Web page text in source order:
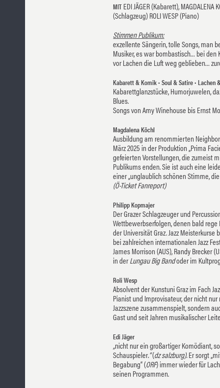
MIT EDI JÄGER (Kabarett), MAGDALENA
(Schlagzeug) ROLI WESP (Piano)
Stimmen Publikum:
exzellente Sängerin, tolle Songs, man
Musiker, es war bombastisch… bei
vor Lachen die Luft weg geblieben…
Kabarett & Komik • Soul & Satire • Lachen
Kabarettglanzstücke, Humorjuwelen,
Blues.
Songs von Amy Winehouse bis Ernst
Magdalena Köchl
Ausbildung am renommierten
März 2025 in der Produktion „Prima
gefeierten Vorstellungen, die zumeist
Publikums enden. Sie ist auch eine
einer „unglaublich schönen Stimme,
(Ö-Ticket Fanreport)
Philipp Kopmajer
Der Grazer Schlagzeuger und
Wettbewerbserfolgen, denen bald
der Universität Graz. Jazz Meisterkurse
bei zahlreichen internationalen Jazz
James Morrison (AUS), Randy Brecker
in derLungau Big Bandoder im
Roli Wesp
Absolvent der Kunstuni Graz im Fach
Pianist und Improvisateur, der nicht
Jazzszene zusammenspielt, sondern
Gast und seit Jahren musikalischer
Edi Jäger
„nicht nur ein großartiger Komödiant,
Schauspieler.“(dz salzburg).Er sorgt
Begabung“ (ORF) immer wieder für
seinen Programmen.